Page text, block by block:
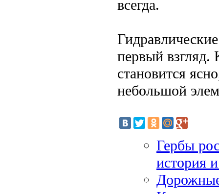
всегда.
первый взгляд.
становится
небольшой
Гербы
история